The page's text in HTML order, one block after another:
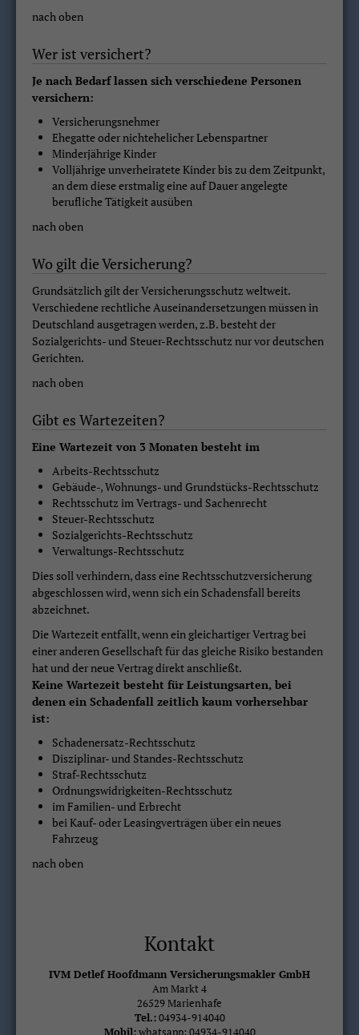
nach oben
Wer ist versichert?
Je nach Bedarf lassen sich verschiedene Personen
versichern:
Versicherungsnehmer
Ehegatte oder nichtehelicher Lebenspartner
Minderjährige Kinder
Volljährige unverheiratete Kinder bis zu dem Zeitpunkt,
an dem diese erstmalig eine auf Dauer angelegte
berufliche Tätigkeit ausüben
nach oben
Wo gilt die Versicherung?
Grundsätzlich gilt der Versicherungsschutz weltweit.
Verschiedene rechtliche Auseinandersetzungen müssen in
Deutschland ausgetragen werden, z.B. besteht der
Sozialgerichts- und Steuer-Rechtsschutz nur vor deutschen
Gerichten.
nach oben
Gibt es Wartezeiten?
Eine Wartezeit von 3 Monaten besteht im
Arbeits-Rechtsschutz
Gebäude-, Wohnungs- und Grundstücks-Rechtsschutz
Rechtsschutz im Vertrags- und Sachenrecht
Steuer-Rechtsschutz
Sozialgerichts-Rechtsschutz
Verwaltungs-Rechtsschutz
Dies soll verhindern, dass eine Rechtsschutzversicherung
abgeschlossen wird, wenn sich ein Schadensfall bereits
abzeichnet.
Die Wartezeit entfällt, wenn ein gleichartiger Vertrag bei
einer anderen Gesellschaft für das gleiche Risiko bestanden
hat und der neue Vertrag direkt anschließt.
Keine Wartezeit besteht für Leistungsarten, bei
denen ein Schadenfall zeitlich kaum vorhersehbar
ist:
Schadenersatz-Rechtsschutz
Disziplinar- und Standes-Rechtsschutz
Straf-Rechtsschutz
Ordnungswidrigkeiten-Rechtsschutz
im Familien- und Erbrecht
bei Kauf- oder Leasingverträgen über ein neues
Fahrzeug
nach oben
Kontakt
IVM Detlef Hoofdmann Versicherungsmakler GmbH
Am Markt 4
26529 Marienhafe
Tel.:04934-914040
Mobil:whatsapp: 04934-914040